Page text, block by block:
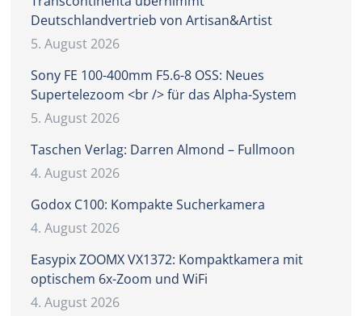
Deutschlandvertrieb von Artisan&Artist
5. August 2026
Sony FE 100-400mm F5.6-8 OSS: Neues
Supertelezoom <br /> für das Alpha-System
5. August 2026
Taschen Verlag: Darren Almond – Fullmoon
4. August 2026
Godox C100: Kompakte Sucherkamera
4. August 2026
Easypix ZOOMX VX1372: Kompaktkamera mit
optischem 6x-Zoom und WiFi
4. August 2026